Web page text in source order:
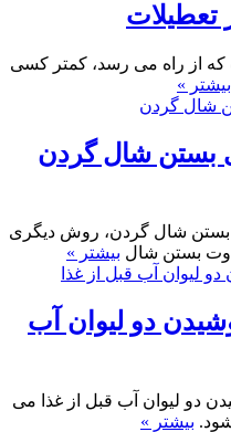
تعطیلات
که از راه می رسد، کمتر کسی
بیشتر »
بستن شال گردن
بستن شال گردن، روش دیگری
بستن شال بیشتر »
دو لیوان آب
دو لیوان آب قبل از غذا می
بیشتر »